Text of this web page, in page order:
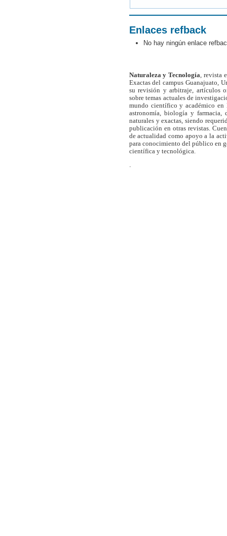
Enlaces refback
No hay ningún enlace
Naturaleza y Tecnología, revista
Exactas del campus Guanajuato,
su revisión y arbitraje, artículos
sobre temas actuales de
mundo científico y académico en
astronomía, biología y farmacia,
naturales y exactas, siendo
publicación en otras revistas.
de actualidad como apoyo a la
para conocimiento del público en
científica y tecnológica.
.